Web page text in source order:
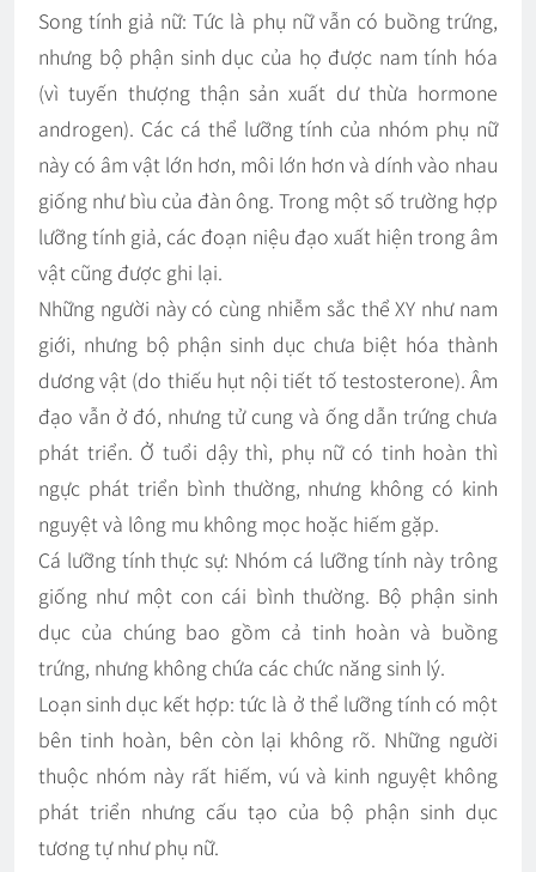
Song tính giả nữ: Tức là phụ nữ vẫn có buồng trứng,
nhưng bộ phận sinh dục của họ được nam tính hóa
(vì tuyến thượng thận sản xuất dư thừa hormone
androgen). Các cá thể lưỡng tính của nhóm phụ nữ
này có âm vật lớn hơn, môi lớn hơn và dính vào nhau
giống như bìu của đàn ông. Trong một số trường hợp
lưỡng tính giả, các đoạn niệu đạo xuất hiện trong âm
vật cũng được ghi lại.
Những người này có cùng nhiễm sắc thể XY như nam
giới, nhưng bộ phận sinh dục chưa biệt hóa thành
dương vật (do thiếu hụt nội tiết tố testosterone). Âm
đạo vẫn ở đó, nhưng tử cung và ống dẫn trứng chưa
phát triển. Ở tuổi dậy thì, phụ nữ có tinh hoàn thì
ngực phát triển bình thường, nhưng không có kinh
nguyệt và lông mu không mọc hoặc hiếm gặp.
Cá lưỡng tính thực sự: Nhóm cá lưỡng tính này trông
giống như một con cái bình thường. Bộ phận sinh
dục của chúng bao gồm cả tinh hoàn và buồng
trứng, nhưng không chứa các chức năng sinh lý.
Loạn sinh dục kết hợp: tức là ở thể lưỡng tính có một
bên tinh hoàn, bên còn lại không rõ. Những người
thuộc nhóm này rất hiếm, vú và kinh nguyệt không
phát triển nhưng cấu tạo của bộ phận sinh dục
tương tự như phụ nữ.